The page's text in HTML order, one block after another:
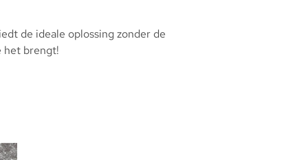
de ideale oplossing zonder de
het brengt!